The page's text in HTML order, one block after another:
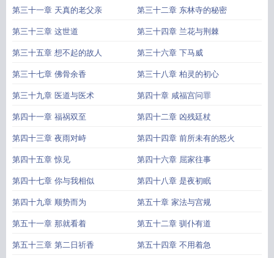
第三十一章 天真的老父亲 第三十二章 东林寺的秘密
第三十三章 这世道 第三十四章 兰花与荆棘
第三十五章 想不起的故人 第三十六章 下马威
第三十七章 佛骨余香 第三十八章 柏灵的初心
第三十九章 医道与医术 第四十章 咸福宫问罪
第四十一章 福祸双至 第四十二章 凶残廷杖
第四十三章 夜雨对峙 第四十四章 前所未有的怒火
第四十五章 惊见 第四十六章 屈家往事
第四十七章 你与我相似 第四十八章 是夜初眠
第四十九章 顺势而为 第五十章 家法与宫规
第五十一章 那就看着 第五十二章 驯仆有道
第五十三章 第二日祈香 第五十四章 不用着急